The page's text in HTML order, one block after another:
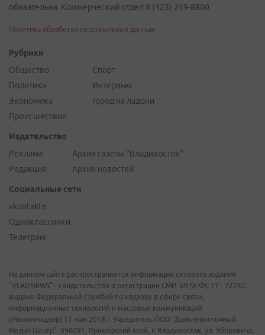
обязательна. Коммерческий отдел 8 (423) 249-8800
Политика обработки персональных данных
Рубрики
Общество
Политика
Экономика
Происшествия
Спорт
Интервью
Город на ладони
Издательство
Реклама
Редакция
Архив газеты "Владивосток"
Архив новостей
Социальные сети
vkontakte
Одноклассники
Телеграм
На данном сайте распространяется информация сетевого издания
"VLADNEWS" - свидетельство о регистрации СМИ ЭЛ № ФС 77 - 72742,
выдано Федеральной службой по надзору в сфере связи,
информационных технологий и массовых коммуникаций
(Роскомнадзор) 17 мая 2018 г. Учредитель ООО "Дальневосточный
Медиа Центр". 690091, Приморский край, г. Владивосток, ул. Уборевича,